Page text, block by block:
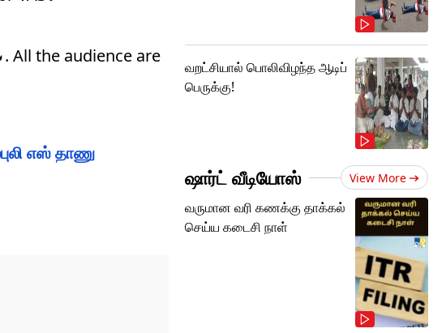
All the audience are
எஸ் தாணு
வறட்சியால் பொலிவிழந்த ஆடிப்
பெருக்கு!
ஷார்ட் வீடியோஸ் View More
வருமான வரி கணக்கு தாக்கல்
செய்ய கடைசி நாள்